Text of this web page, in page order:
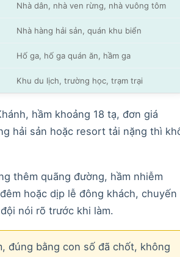
Nhà dân, nhà ven rừng, nhà vuông tôm
Nhà hàng hải sản, quán khu biển
Hố ga, hố ga quán ăn, hầm ga
Khu du lịch, trường học, trạm trại
hầm khoảng 18 tạ, đơn giá
hải sản hoặc resort tải nặng thì
thêm quãng đường, hầm nhiễm
hoặc dịp lễ đông khách, chuyến
nói rõ trước khi làm.
đúng bằng con số đã chốt, không